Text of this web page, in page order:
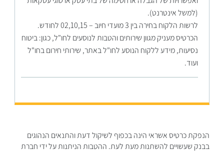
(למשל אינטרנט).
לרשות הלקוח בחירה בין 3 מועדי חיוב – 02,10,15 לחודש.
הכרטיס מעניק מגוון שירותים והטבות לנוסעים לחו"ל, כגון: ביטוח
נסיעות, מידע ללקוח הנוסע לחו"ל באתר, שירותי חירום בחו"ל
ועוד.
הנפקת כרטיס אשראי הינה בכפוף לשיקול דעת והתנאים הנהוגים
בבנק שעשויים להשתנות מעת לעת. ההטבות הניתנות על ידי חברת